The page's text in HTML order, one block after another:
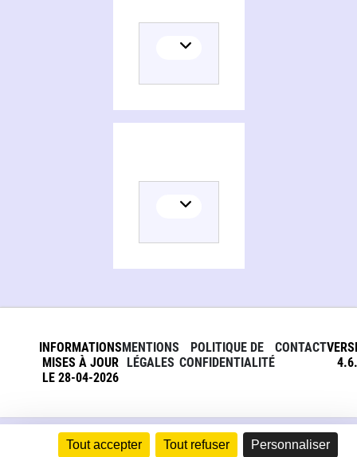
Tout accepter Tout refuser Personnaliser
INFORMATIONS
MISES À JOUR
LE 28-04-2026
MENTIONS
LÉGALES
POLITIQUE DE
CONFIDENTIALITÉ
CONTACT